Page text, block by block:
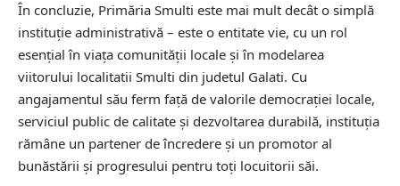
În concluzie, Primăria Smulti este mai mult decât o simplă
instituție administrativă – este o entitate vie, cu un rol
esențial în viața comunității locale și în modelarea
viitorului localitatii Smulti din judetul Galati. Cu
angajamentul său ferm față de valorile democrației locale,
serviciul public de calitate și dezvoltarea durabilă, instituția
rămâne un partener de încredere și un promotor al
bunăstării și progresului pentru toți locuitorii săi.